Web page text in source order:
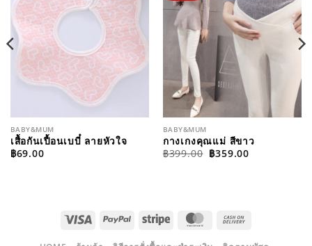
BABY&MUM
เสื้อกันเปื้อนเบบี๋ ลายหัวใจ
฿69.00
BABY&MUM
กางเกงคุณแม่ สีขาว
฿399.00 ORIGINAL
PRICE
฿359.00CURRENT
VISA PAYPALSTRIPE MASTERCARD
DELIVERY